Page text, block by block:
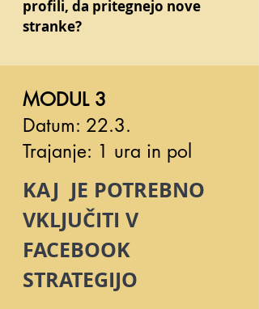
profili, da pritegnejo nove
stranke?
MODUL 3
Datum: 22.3.
Trajanje: 1 ura in pol
KAJ JE POTREBNO
VKLJUČITI V
FACEBOOK
STRATEGIJO